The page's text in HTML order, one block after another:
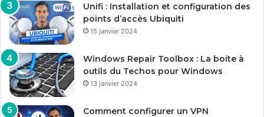
Unifi : Installation et configuration des
points d’accès Ubiquiti
15 janvier 2024
Windows Repair Toolbox : La boite à
outils du Techos pour Windows
13 janvier 2024
Comment configurer un VPN